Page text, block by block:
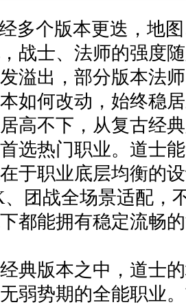
多个版本更迭，地
战士、法师的强度
溢出，部分版本法
如何改动，始终稳
高不下，从复古经
选热门职业。道士
于职业底层均衡的
、团战全场景适配，
都能拥有稳定流畅
本之中，道士的
弱势期的全能职业